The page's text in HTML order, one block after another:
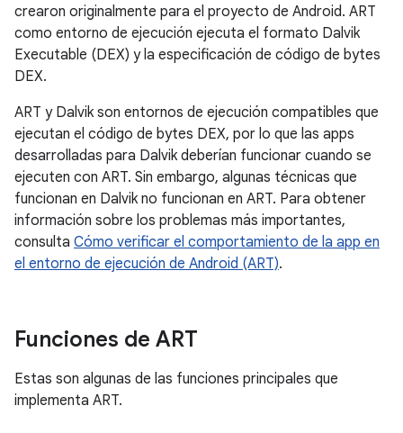
crearon originalmente para el proyecto de Android. ART
como entorno de ejecución ejecuta el formato Dalvik
Executable (DEX) y la especificación de código de bytes
DEX.
ART y Dalvik son entornos de ejecución compatibles que
ejecutan el código de bytes DEX, por lo que las apps
desarrolladas para Dalvik deberían funcionar cuando se
ejecuten con ART. Sin embargo, algunas técnicas que
funcionan en Dalvik no funcionan en ART. Para obtener
información sobre los problemas más importantes,
consulta Cómo verificar el comportamiento de la app en
el entorno de ejecución de Android (ART).
Funciones de ART
Estas son algunas de las funciones principales que
implementa ART.